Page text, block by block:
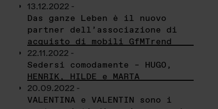
13.12.2022 -
Das ganze Leben è il nuovo
partner dell’associazione di
acquisto di mobili GfMTrend
22.11.2022 -
Sedersi comodamente – HUGO,
HENRIK, HILDE e MARTA
20.09.2022 -
VALENTINA e VALENTIN sono i